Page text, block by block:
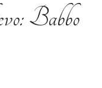
Babbo